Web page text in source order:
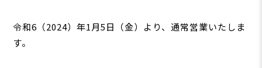
令和6（2024）年1月5日（金）より、通常営業いたしま
す。